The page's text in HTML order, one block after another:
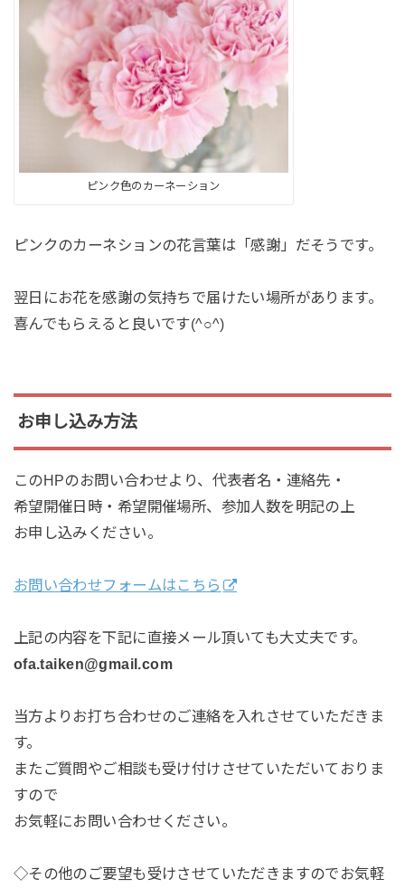
ピンク色のカーネーション
ピンクのカーネションの花言葉は「感謝」だそうです。
翌日にお花を感謝の気持ちで届けたい場所があります。
喜んでもらえると良いです(^○^)
お申し込み方法
このHPのお問い合わせより、代表者名・連絡先・
希望開催日時・希望開催場所、参加人数を明記の上
お申し込みください。
お問い合わせフォームはこちら
上記の内容を下記に直接メール頂いても大丈夫です。
ofa.taiken@gmail.com
当方よりお打ち合わせのご連絡を入れさせていただきま
す。
またご質問やご相談も受け付けさせていただいておりま
すので
お気軽にお問い合わせください。
◇その他のご要望も受けさせていただきますのでお気軽